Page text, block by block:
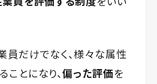
員だけでなく、様々な属性
とになり、偏った評価を